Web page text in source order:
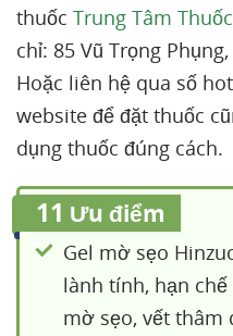
thuốc Trung Tâm
chỉ: 85 Vũ Trọng
Hoặc liên hệ qua số
website để đặt thuốc
dụng thuốc đúng cách.
11 Ưu điểm
Gel mờ sẹo
lành tính, hạn
mờ sẹo, vết thâm